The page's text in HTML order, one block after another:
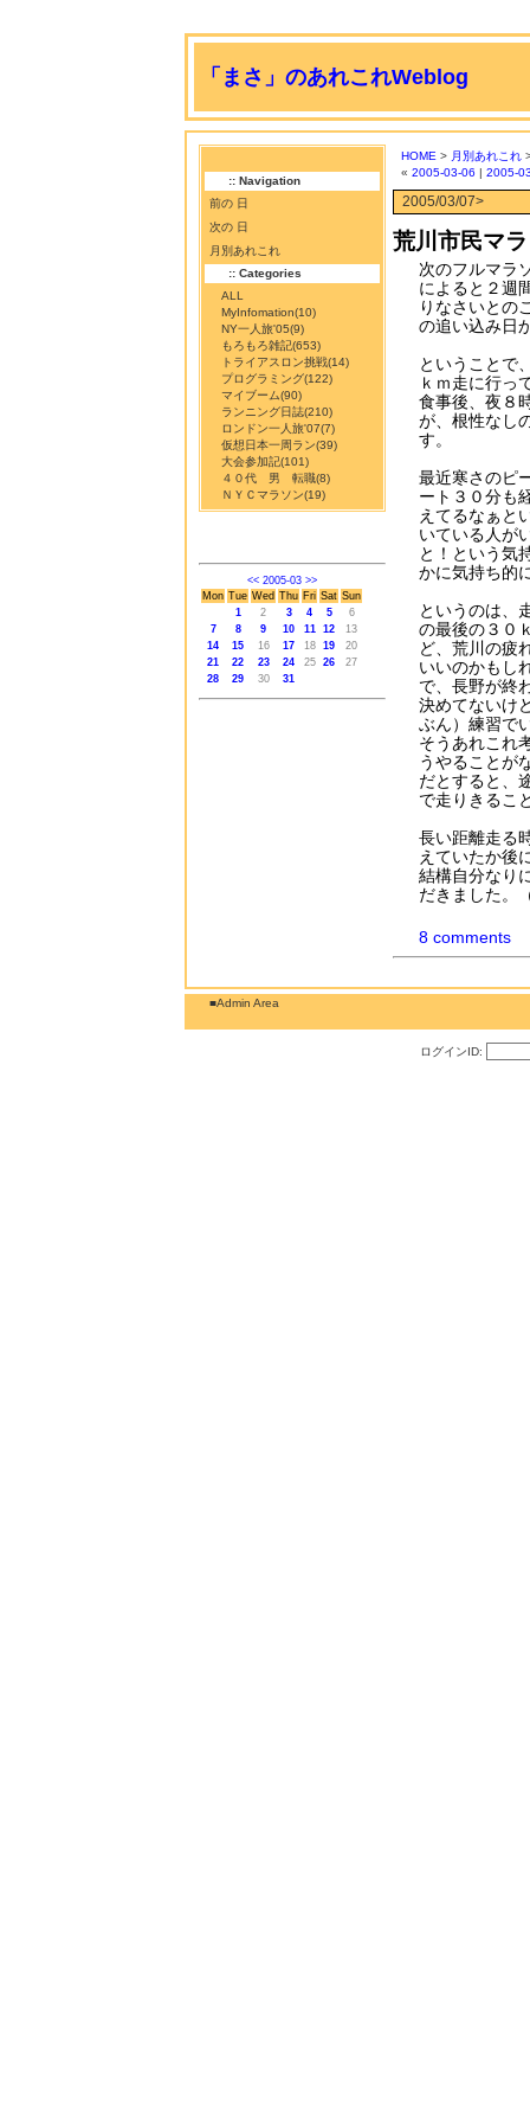
「まさ」のあれこれWeblog
:: Navigation
前の 日
次の 日
月別あれこれ
:: Categories
ALL
MyInfomation(10)
NY一人旅'05(9)
もろもろ雑記(653)
トライアスロン挑戦(14)
プログラミング(122)
マイブーム(90)
ランニング日誌(210)
ロンドン一人旅'07(7)
仮想日本一周ラン(39)
大会参加記(101)
４０代 男 転職(8)
ＮＹＣマラソン(19)
<< 2005-03 >>
Mon Tue Wed Thu Fri Sat Sun
1
2 3 4 5
6
7
8 9 10 11 12
13
14
15 16 17 18 19
20
21
22 23 24 25 26
27
28
29 30 31
HOME > 月別あれこれ
« 2005-03-06 | 2005-
2005/03/07>
荒川市民マ
次のフルマラ
によると２週
りなさいとの
の追い込み日
ということで
ｋｍ走に行っ
食事後、夜８
が、根性なし
す。
最近寒さのピ
ート３０分も
えてるなぁと
いている人が
と！という気
かに気持ち的
というのは、
の最後の３０
ど、荒川の疲
いいのかもし
で、長野が終
決めてないけ
ぶん）練習で
そうあれこれ
うやることが
だとすると、
で走りきるこ
長い距離走る
えていたか後
結構自分なり
だきました。
8 comments
■Admin Area
ログインID: